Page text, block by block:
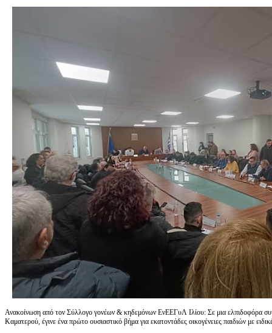
Ανακοίνωση από τον Σύλλογο γονέων & κηδεμόνων ΕνΕΕΓυΛ Ιλίου: Σε μια ελπιδοφόρα
Καματερού, έγινε ένα πρώτο ουσιαστικό βήμα για εκατοντάδες οικογένειες παιδιών με